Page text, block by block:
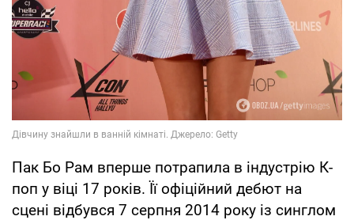
Пак Бо Рам вперше потрапила в індустрію К-
поп у віці 17 років. Її офіційний дебют на
сцені відбувся 7 серпня 2014 року із синглом